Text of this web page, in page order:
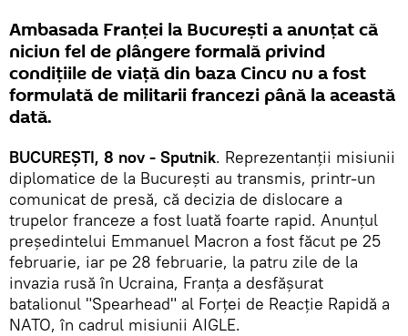
Ambasada Franţei la Bucureşti a anunţat că
niciun fel de plângere formală privind
condiţiile de viaţă din baza Cincu nu a fost
formulată de militarii francezi până la această
dată.
BUCUREȘTI, 8 nov - Sputnik. Reprezentanţii misiunii
diplomatice de la Bucureşti au transmis, printr-un
comunicat de presă, că decizia de dislocare a
trupelor franceze a fost luată foarte rapid. Anunţul
preşedintelui Emmanuel Macron a fost făcut pe 25
februarie, iar pe 28 februarie, la patru zile de la
invazia rusă în Ucraina, Franţa a desfăşurat
batalionul "Spearhead" al Forţei de Reacţie Rapidă a
NATO, în cadrul misiunii AIGLE.